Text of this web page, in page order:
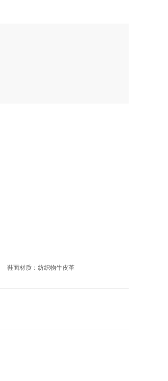
鞋面材质：纺织物牛皮革